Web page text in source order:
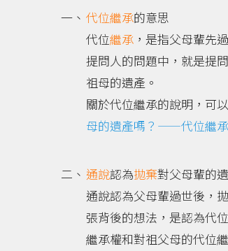
代位繼承的意思
代位繼承 ，是指父母輩先
提問人的問題中，就是提
祖母的遺產。
關於代位繼承的說明，可
母的遺產嗎？——代位繼
通說認為拋棄對父母輩的
通說認為父母輩過世後，
張背後的想法，是認為代
繼承權和對祖父母的代位